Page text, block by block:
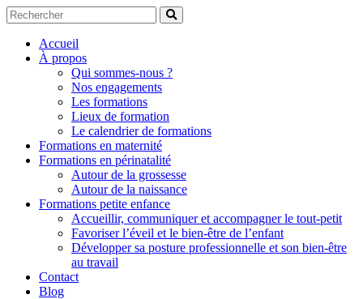
Accueil
À propos
Qui sommes-nous ?
Nos engagements
Les formations
Lieux de formation
Le calendrier de formations
Formations en maternité
Formations en périnatalité
Autour de la grossesse
Autour de la naissance
Formations petite enfance
Accueillir, communiquer et accompagner le tout-petit
Favoriser l’éveil et le bien-être de l’enfant
Développer sa posture professionnelle et son bien-être
au travail
Contact
Blog